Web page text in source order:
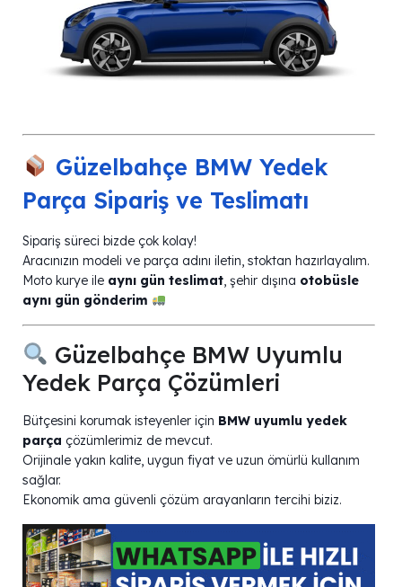
Güzelbahçe BMW Yedek
Parça Sipariş ve Teslimatı
Sipariş süreci bizde çok kolay!
Aracınızın modeli ve parça adını iletin, stoktan hazırlayalım.
Moto kurye ile aynı gün teslimat, şehir dışına otobüsle
aynı gün gönderim
Güzelbahçe BMW Uyumlu
Yedek Parça Çözümleri
Bütçesini korumak isteyenler için BMW uyumlu yedek
parça çözümlerimiz de mevcut.
Orijinale yakın kalite, uygun fiyat ve uzun ömürlü kullanım
sağlar.
Ekonomik ama güvenli çözüm arayanların tercihi biziz.